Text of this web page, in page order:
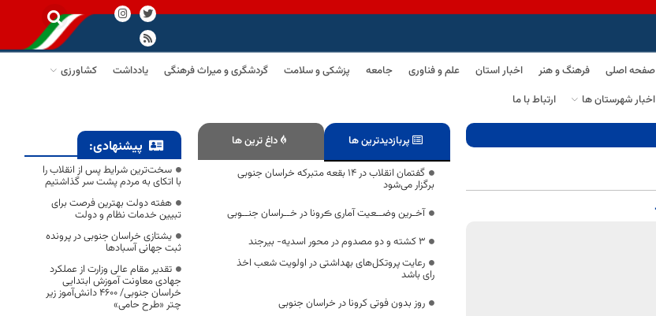
صفحه اصلی فرهنگ و هنر اخبار استان علم و فناوری جامعه پزشکی و سلامت گردشگری و میراث فرهنگی یادداشت
کشاورزی
اخبار شهرستان ها
ارتباط با ما
پربازدیدترین ها داغ ترین ها
گفتمان انقلاب در ۱۴ بقعه متبرکه خراسان جنوبی
برگزار می‌شود
آخـرین وضــعیت آماری ڪرونا در خــراسان جنــوبی
۳ کشته و دو مصدوم در محور اسدیه- بیرجند
رعایت پروتکل‌های بهداشتی در اولویت شعب اخذ
رای باشد
روز بدون فوتی کرونا در خراسان جنوبی
پیشنهادی:
سخت‌ترین شرایط پس از انقلاب را
با اتکای به مردم پشت سر گذاشتیم
هفته دولت بهترین فرصت برای
تبیین خدمات نظام و دولت
یشتازی خراسان جنوبی در پرونده
ثبت جهانی آسبادها
تقدیر مقام عالی وزارت از عملکرد
جهادی معاونت آموزش ابتدایی
خراسان جنوبی/ ۴۶۰۰ دانش‌آموز زیر
چتر «طرح حامی»